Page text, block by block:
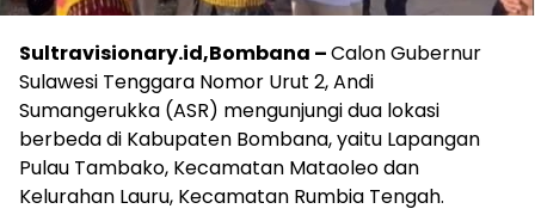
Sultravisionary.id,Bombana –Calon Gubernur
Sulawesi Tenggara Nomor Urut 2, Andi
Sumangerukka (ASR) mengunjungi dua lokasi
berbeda di Kabupaten Bombana, yaitu Lapangan
Pulau Tambako, Kecamatan Mataoleo dan
Kelurahan Lauru, Kecamatan Rumbia Tengah.